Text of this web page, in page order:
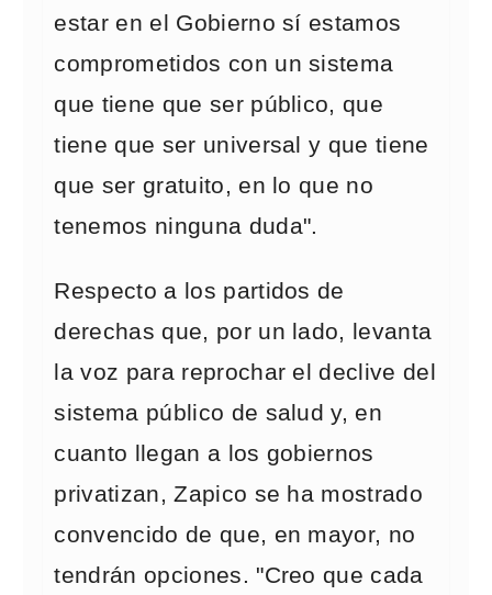
estar en el Gobierno sí estamos
comprometidos con un sistema
que tiene que ser público, que
tiene que ser universal y que tiene
que ser gratuito, en lo que no
tenemos ninguna duda".
Respecto a los partidos de
derechas que, por un lado, levanta
la voz para reprochar el declive del
sistema público de salud y, en
cuanto llegan a los gobiernos
privatizan, Zapico se ha mostrado
convencido de que, en mayor, no
tendrán opciones. "Creo que cada